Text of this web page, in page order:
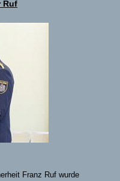
Ruf
Franz Ruf wurde